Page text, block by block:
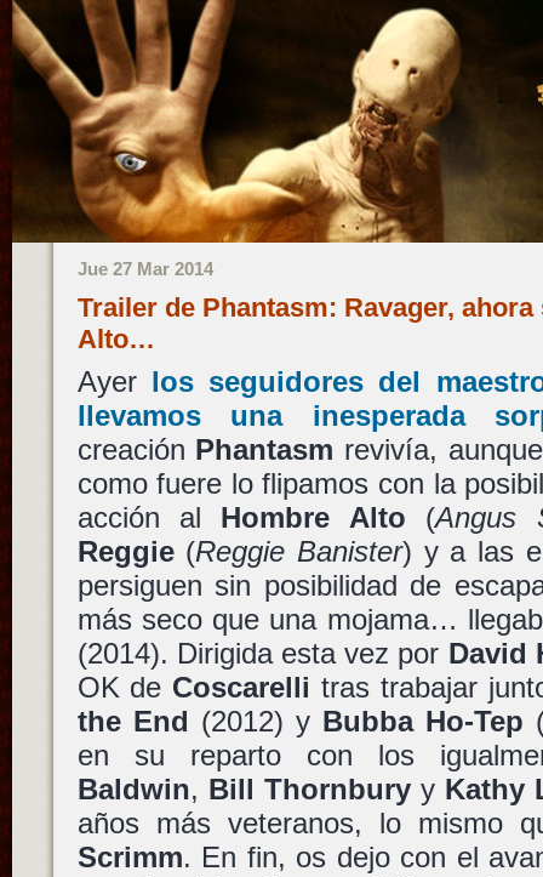
Jue 27 Mar 2014
Trailer de Phantasm: Ravager,
Alto…
Ayer los seguidores del
llevamos una inesperada
creación Phantasm revivía,
como fuere lo flipamos con la
acción al Hombre Alto (Angus
Reggie(Reggie Banister) y a las
persiguen sin posibilidad de
más seco que una mojama…
(2014). Dirigida esta vez por David
OK de Coscarelli tras trabajar
the End (2012) y Bubba Ho-Tep
en su reparto con los
Baldwin, Bill Thornburyy Kathy
años más veteranos, lo mismo
Scrimm. En fin, os dejo con el